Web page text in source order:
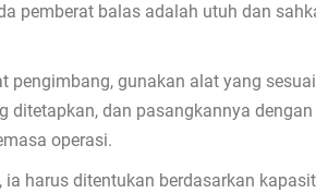
pemberat balas adalah utuh dan
pengimbang, gunakan alat yang
ditetapkan, dan pasangkannya
operasi.
harus ditentukan berdasarkan